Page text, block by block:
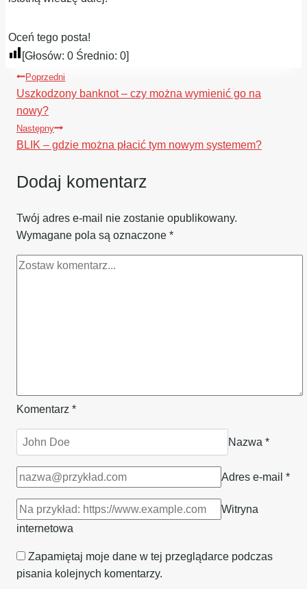
Oceń tego posta!
[Głosów:0 Średnio:0]
Nawigacja
wpisu
Poprzedni
Uszkodzony banknot – czy można wymienić go na
nowy?
Następny
BLIK – gdzie można płacić tym nowym systemem?
Dodaj komentarz
Twój adres e-mail nie zostanie opublikowany.
Wymagane pola są oznaczone *
Komentarz *
Nazwa *
Adres e-mail *
Witryna
internetowa
Zapamiętaj moje dane w tej przeglądarce podczas
pisania kolejnych komentarzy.